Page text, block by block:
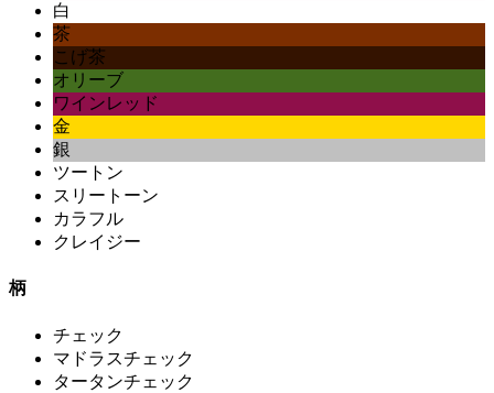
白
茶
こげ茶
オリーブ
ワインレッド
金
銀
ツートン
スリートーン
カラフル
クレイジー
柄
チェック
マドラスチェック
タータンチェック